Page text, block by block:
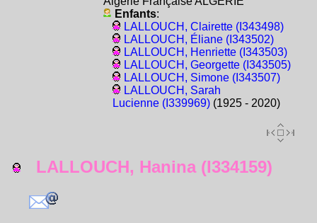
Enfants:
LALLOUCH, Clairette (I343498)
LALLOUCH, Éliane (I343502)
LALLOUCH, Henriette (I343503)
LALLOUCH, Georgette (I343505)
LALLOUCH, Simone (I343507)
LALLOUCH, Sarah
Lucienne (I339969)(1925 - 2020)
LALLOUCH, Hanina (I334159)